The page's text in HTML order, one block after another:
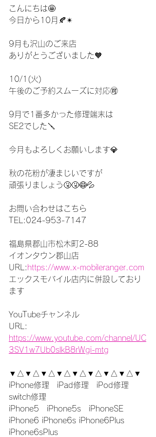
こんにちは🤩
今日から10月🍂✴︎
9月も沢山のご来店
ありがとうございました🧡
10/1(火)
午後のご予約スムーズに対応🉑
9月で1番多かった修理端末は
SE2でした🪛
今月もよろしくお願いします💎
秋の花粉が凄まじいですが
頑張りましょう🤧🤧😷💦
お問い合わせはこちら
TEL:024-953-7147
福島県郡山市松木町2-88
イオンタウン郡山店
URL: https://www.x-mobileranger.com
エックスモバイル店内に併設しており
ます
YouTubeチャンネル
URL:
https://www.youtube.com/channel/UC
3SV1w7Ub0slkB8rWgi-mtg
▼△▼△▼△▼△▼△▼△▼△▼△▼
iPhone修理　iPad修理　iPod修理
switch修理
iPhone5　iPhone5s　iPhoneSE
iPhone6 iPhone6s iPhone6Plus
iPhone6sPlus